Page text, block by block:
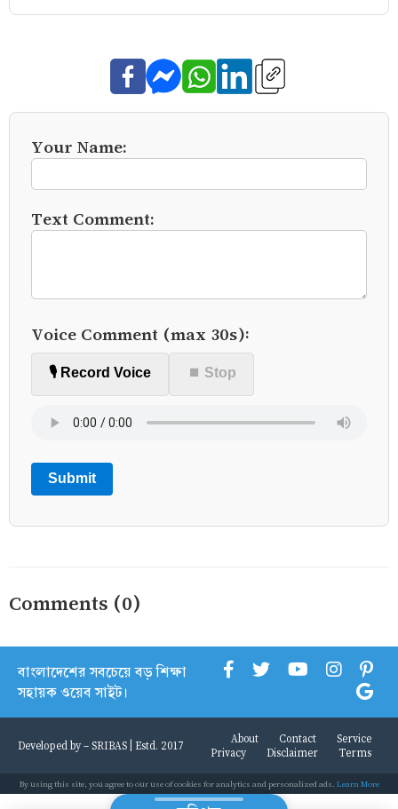
Your Name:
Text Comment:
Voice Comment (max 30s):
🎙️ Record Voice ⏹ Stop
Submit
Comments (0)
বাংলাদেশের সবচেয়ে বড় শিক্ষা
সহায়ক ওয়েব সাইট।
Developed by - SRIBAS | Estd. 2017 About Contact
Service
Privacy
Disclaimer Terms
By using this site, you agree to our use of cookies for analytics and personalized ads. Learn More